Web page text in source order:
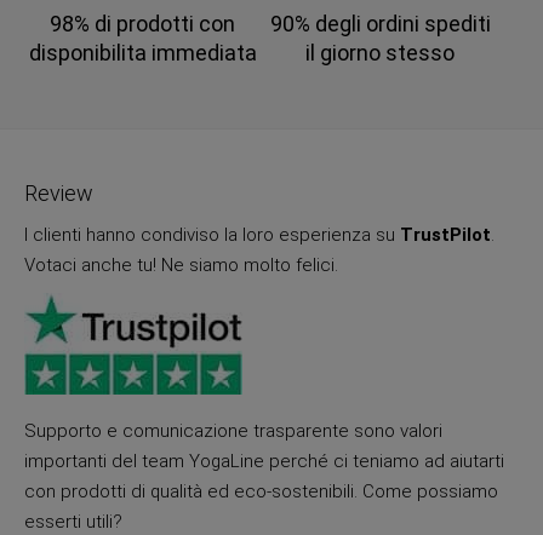
98% di prodotti con
disponibilita immediata
90% degli ordini spediti
il giorno stesso
Review
I clienti hanno condiviso la loro esperienza su TrustPilot.
Votaci anche tu! Ne siamo molto felici.
Supporto e comunicazione trasparente sono valori
importanti del team YogaLine perché ci teniamo ad aiutarti
con prodotti di qualità ed eco-sostenibili. Come possiamo
esserti utili?